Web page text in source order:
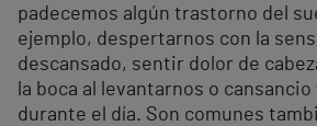
padecemos algún trastorno del
ejemplo, despertarnos con la
descansado, sentir dolor de
la boca al levantarnos o
durante el día. Son comunes